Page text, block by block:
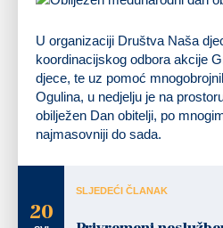
U organizaciji Društva Naša
koordinacijskog odbora akcije
djece, te uz pomoć
Ogulina, u nedjelju je na
obilježen Dan obitelji, po
najmasovniji do sada.
20
SLJEDEĆI ČLANAK